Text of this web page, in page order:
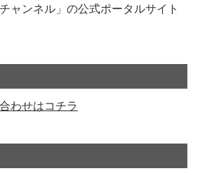
ャンネル」の公式ポータルサイト
わせはコチラ